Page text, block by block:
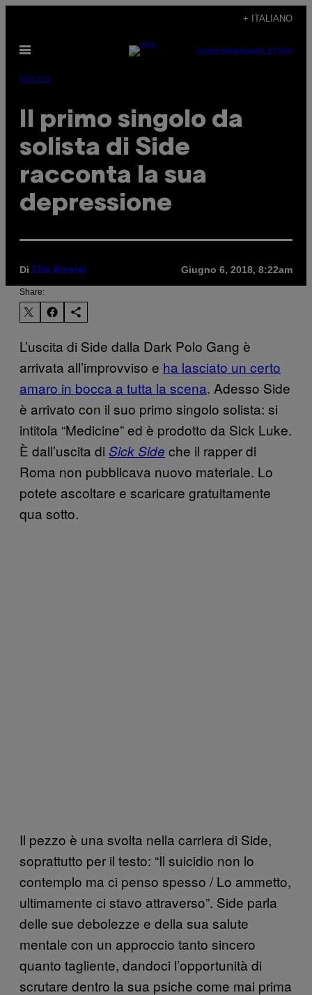
contenuto
+ ITALIANO
Apri
SUBSCRIBENEWSLETTER
Música
Il primo singolo da
solista di Side
racconta la sua
depressione
Di Elia Alovisi Giugno 6, 2018, 8:22am
Share:
L’uscita di Side dalla Dark Polo Gang è
arrivata all’improvviso e ha lasciato un certo
amaro in bocca a tutta la scena. Adesso Side
è arrivato con il suo primo singolo solista: si
intitola “Medicine” ed è prodotto da Sick Luke.
È dall’uscita di Sick Side che il rapper di
Roma non pubblicava nuovo materiale. Lo
potete ascoltare e scaricare gratuitamente
qua sotto.
Il pezzo è una svolta nella carriera di Side,
soprattutto per il testo: “Il suicidio non lo
contemplo ma ci penso spesso / Lo ammetto,
ultimamente ci stavo attraverso”. Side parla
delle sue debolezze e della sua salute
mentale con un approccio tanto sincero
quanto tagliente, dandoci l’opportunità di
scrutare dentro la sua psiche come mai prima